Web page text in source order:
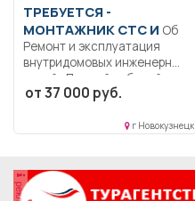
ТРЕБУЕТСЯ -
МОНТАЖНИК СТС И Об
Ремонт и эксплуатация
внутридомовых инженерных
сетей.. Полный рабочий
день..
от 37 000 руб.
г Новокузнецк